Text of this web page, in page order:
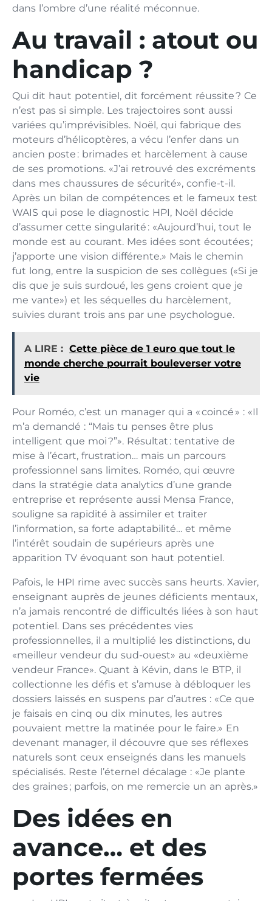
dans l’ombre d’une réalité méconnue.
Au travail : atout ou
handicap ?
Qui dit haut potentiel, dit forcément réussite ? Ce
n’est pas si simple. Les trajectoires sont aussi
variées qu’imprévisibles. Noël, qui fabrique des
moteurs d’hélicoptères, a vécu l’enfer dans un
ancien poste : brimades et harcèlement à cause
de ses promotions. «J’ai retrouvé des excréments
dans mes chaussures de sécurité», confie-t-il.
Après un bilan de compétences et le fameux test
WAIS qui pose le diagnostic HPI, Noël décide
d’assumer cette singularité : «Aujourd’hui, tout le
monde est au courant. Mes idées sont écoutées ;
j’apporte une vision différente.» Mais le chemin
fut long, entre la suspicion de ses collègues («Si je
dis que je suis surdoué, les gens croient que je
me vante») et les séquelles du harcèlement,
suivies durant trois ans par une psychologue.
A LIRE : Cette pièce de 1 euro que tout le
monde cherche pourrait bouleverser votre
vie
Pour Roméo, c’est un manager qui a « coincé » : «Il
m’a demandé : “Mais tu penses être plus
intelligent que moi ?”». Résultat : tentative de
mise à l’écart, frustration… mais un parcours
professionnel sans limites. Roméo, qui œuvre
dans la stratégie data analytics d’une grande
entreprise et représente aussi Mensa France,
souligne sa rapidité à assimiler et traiter
l’information, sa forte adaptabilité… et même
l’intérêt soudain de supérieurs après une
apparition TV évoquant son haut potentiel.
Pafois, le HPI rime avec succès sans heurts. Xavier,
enseignant auprès de jeunes déficients mentaux,
n’a jamais rencontré de difficultés liées à son haut
potentiel. Dans ses précédentes vies
professionnelles, il a multiplié les distinctions, du
«meilleur vendeur du sud-ouest» au «deuxième
vendeur France». Quant à Kévin, dans le BTP, il
collectionne les défis et s’amuse à débloquer les
dossiers laissés en suspens par d’autres : «Ce que
je faisais en cinq ou dix minutes, les autres
pouvaient mettre la matinée pour le faire.» En
devenant manager, il découvre que ses réflexes
naturels sont ceux enseignés dans les manuels
spécialisés. Reste l’éternel décalage : «Je plante
des graines ; parfois, on me remercie un an après.»
Des idées en
avance… et des
portes fermées